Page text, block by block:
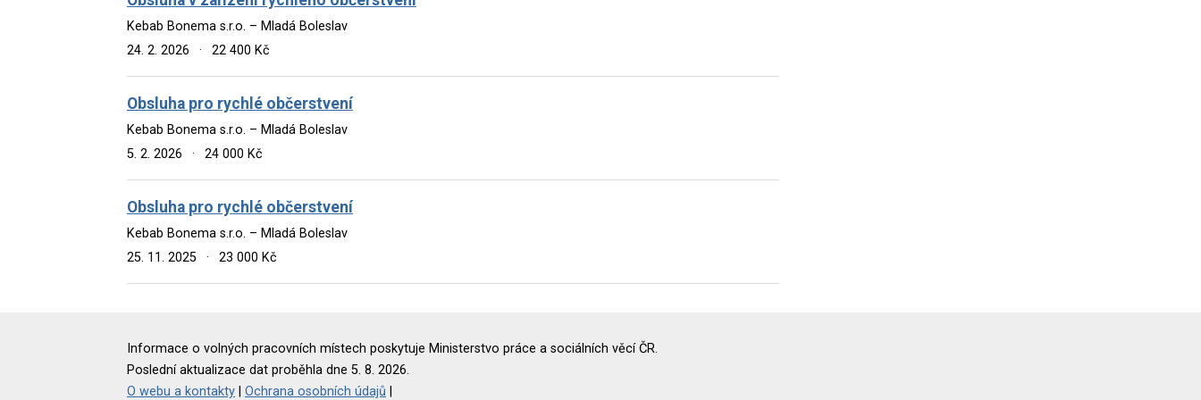
Kebab Bonema s.r.o. – Mladá Boleslav
24. 2. 2026
· 22 400 Kč
Obsluha pro rychlé občerstvení
Kebab Bonema s.r.o. – Mladá Boleslav
5. 2. 2026
· 24 000 Kč
Obsluha pro rychlé občerstvení
Kebab Bonema s.r.o. – Mladá Boleslav
25. 11. 2025
· 23 000 Kč
Informace o volných pracovních místech poskytuje Ministerstvo práce a sociálních věcí ČR.
Poslední aktualizace dat proběhla dne 5. 8. 2026.
O webu a kontakty
Ochrana osobních údajů